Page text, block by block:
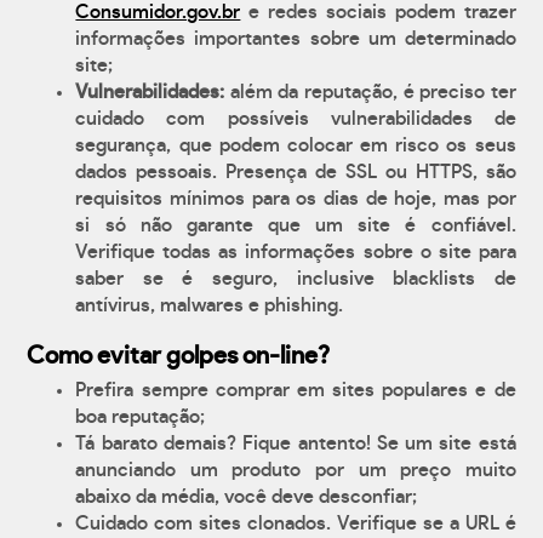
Consumidor.gov.br e redes sociais podem trazer
informações importantes sobre um determinado
site;
Vulnerabilidades: além da reputação, é preciso ter
cuidado com possíveis vulnerabilidades de
segurança, que podem colocar em risco os seus
dados pessoais. Presença de SSL ou HTTPS, são
requisitos mínimos para os dias de hoje, mas por
si só não garante que um site é confiável.
Verifique todas as informações sobre o site para
saber se é seguro, inclusive blacklists de
antívirus, malwares e phishing.
Como evitar golpes on-line?
Prefira sempre comprar em sites populares e de
boa reputação;
Tá barato demais? Fique antento! Se um site está
anunciando um produto por um preço muito
abaixo da média, você deve desconfiar;
Cuidado com sites clonados. Verifique se a URL é